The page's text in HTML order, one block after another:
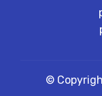
©